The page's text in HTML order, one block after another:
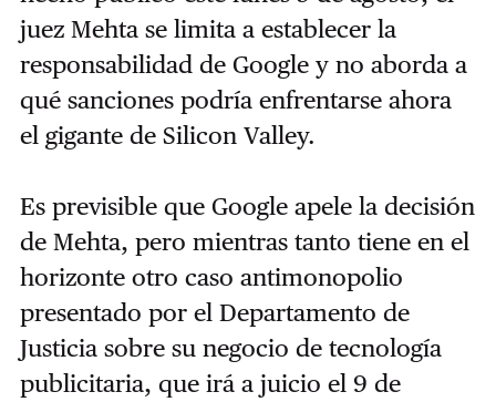
juez Mehta se limita a establecer la
responsabilidad de Google y no aborda a
qué sanciones podría enfrentarse ahora
el gigante de Silicon Valley.
Es previsible que Google apele la decisión
de Mehta, pero mientras tanto tiene en el
horizonte otro caso antimonopolio
presentado por el Departamento de
Justicia sobre su negocio de tecnología
publicitaria, que irá a juicio el 9 de